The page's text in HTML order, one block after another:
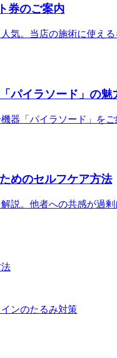
券のご案内
気。当店の施術に使え
パイラソード」の魅
器「パイラソード」を
めのセルフケア方法
説。他者への共感が過
ンのたるみ対策